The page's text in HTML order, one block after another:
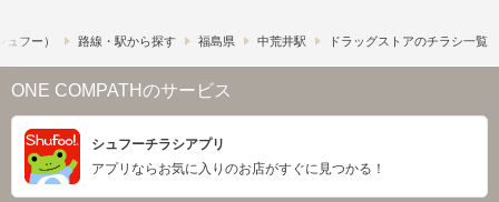
フー） 路線・駅から探す 福島県 中荒井駅 ドラッグストアのチラシ一覧
ONE COMPATHのサービス
シュフーチラシアプリ
アプリならお気に入りのお店がすぐに見つかる！